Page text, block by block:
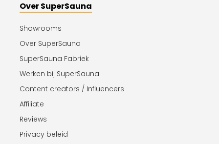
Over SuperSauna
Showrooms
Over SuperSauna
SuperSauna Fabriek
Werken bij SuperSauna
Content creators / Influencers
Affiliate
Reviews
Privacy beleid